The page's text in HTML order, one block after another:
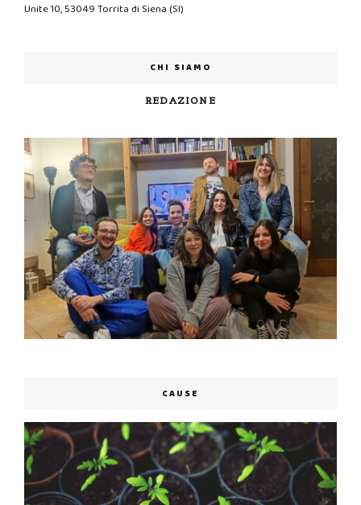
Unite 10, 53049 Torrita di Siena (SI)
CHI SIAMO
REDAZIONE
CAUSE